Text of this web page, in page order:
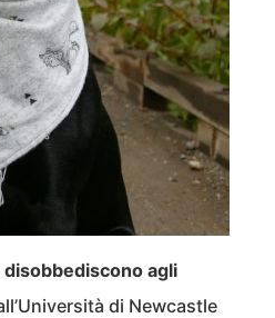
disobbediscono agli
di Newcastle